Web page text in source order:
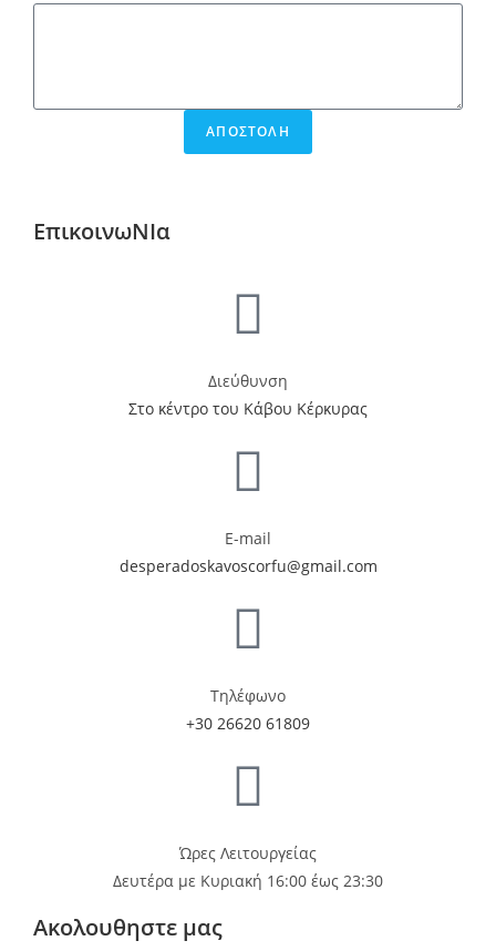
ΑΠΟΣΤΟΛΗ
ΕπικοινωΝΙα
Διεύθυνση
Στο κέντρο του Κάβου Κέρκυρας
E-mail
desperadoskavoscorfu@gmail.com
Τηλέφωνο
+30 26620 61809
Ώρες Λειτουργείας
Δευτέρα με Κυριακή 16:00 έως 23:30
Ακολουθηστε μας